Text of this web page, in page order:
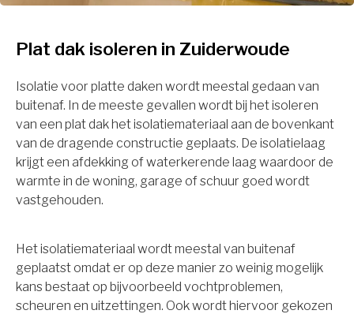
Plat dak isoleren in Zuiderwoude
Isolatie voor platte daken wordt meestal gedaan van
buitenaf. In de meeste gevallen wordt bij het isoleren
van een plat dak het isolatiemateriaal aan de bovenkant
van de dragende constructie geplaats. De isolatielaag
krijgt een afdekking of waterkerende laag waardoor de
warmte in de woning, garage of schuur goed wordt
vastgehouden.
Het isolatiemateriaal wordt meestal van buitenaf
geplaatst omdat er op deze manier zo weinig mogelijk
kans bestaat op bijvoorbeeld vochtproblemen,
scheuren en uitzettingen. Ook wordt hiervoor gekozen